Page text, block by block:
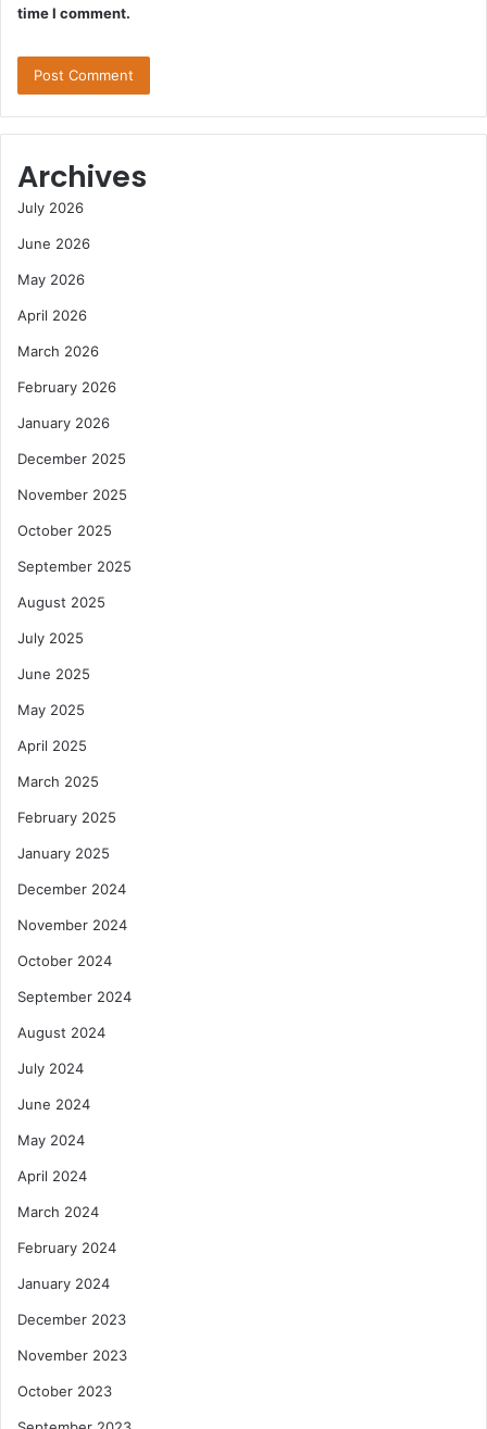
time I comment.
Archives
July 2026
June 2026
May 2026
April 2026
March 2026
February 2026
January 2026
December 2025
November 2025
October 2025
September 2025
August 2025
July 2025
June 2025
May 2025
April 2025
March 2025
February 2025
January 2025
December 2024
November 2024
October 2024
September 2024
August 2024
July 2024
June 2024
May 2024
April 2024
March 2024
February 2024
January 2024
December 2023
November 2023
October 2023